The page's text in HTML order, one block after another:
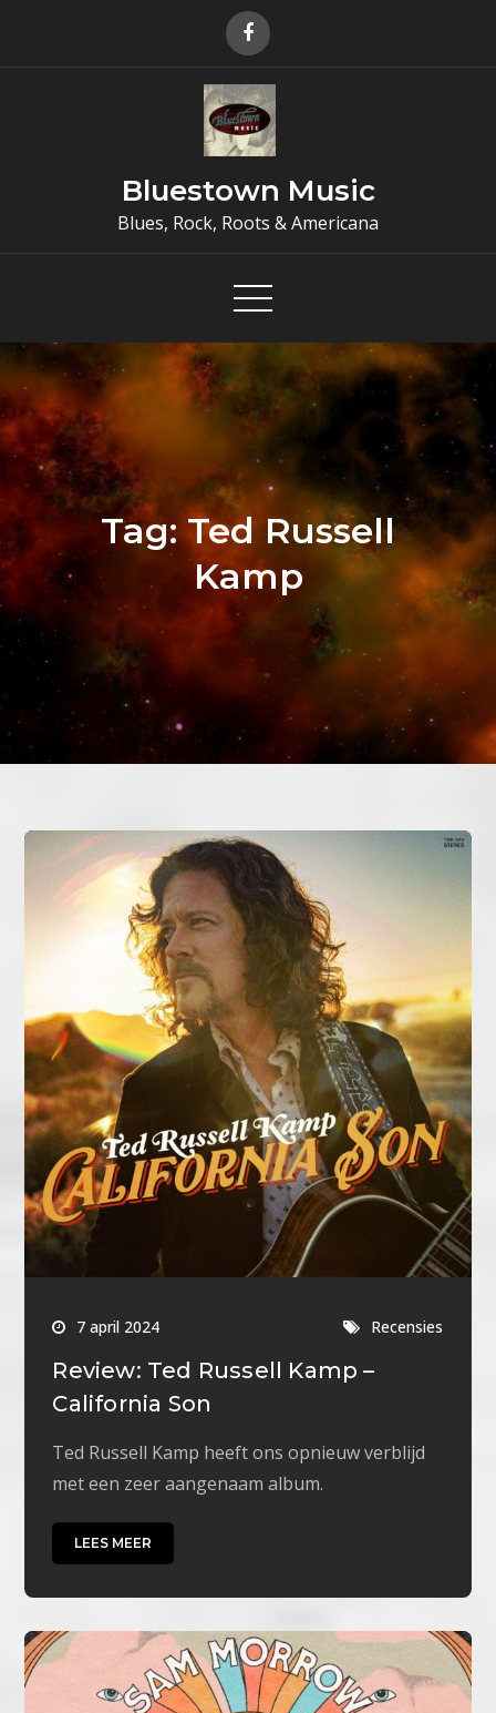
Bluestown Music
Blues, Rock, Roots & Americana
Tag:Ted Russell
Kamp
7 april 2024 Recensies
Review: Ted Russell Kamp –
California Son
Ted Russell Kamp heeft ons opnieuw verblijd
met een zeer aangenaam album.
LEES MEER